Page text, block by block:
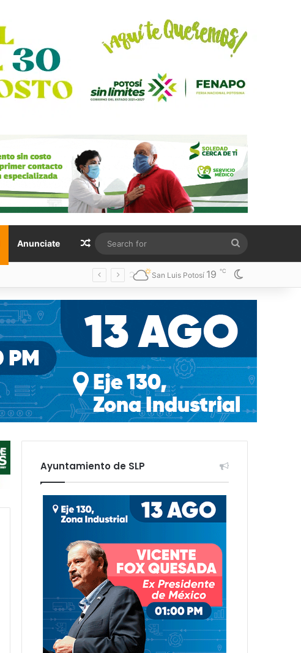
Anunciate Random Article
for
San Luis Potosí 19 ℃
Ayuntamiento de SLP